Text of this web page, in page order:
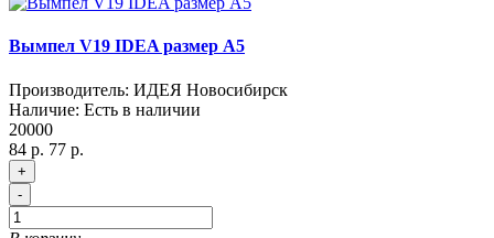
Вымпел V19 IDEA размер A5
Производитель: ИДЕЯ Новосибирск
Наличие: Есть в наличии
20000
84 р. 77 р.
+
-